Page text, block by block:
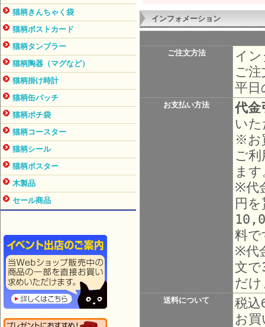
猫柄きんちゃく袋
猫柄ポストカード
猫柄タンブラー
猫柄陶器（マグなど）
猫柄掛け時計
猫柄缶バッチ
猫柄ポチ袋
猫柄コースター
猫柄シール
猫柄ポスター
木製品
セール商品
インフォメーション
ご注文方法
イ
ご
平日
お支払い方法
代金
い
※お
ご
ま
※代
円
料で
※代
文
だ
送料について
税込
お